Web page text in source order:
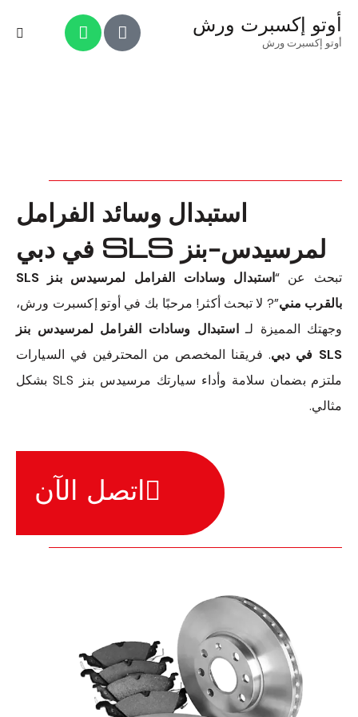
أوتو إكسبرت ورش
أوتو إكسبرت ورش
استبدال وسائد الفرامل
لمرسيدس-بنز SLS في دبي
تبحث عن “
استبدال وسادات الفرامل لمرسيدس بنز SLS
بالقرب مني”? لا تبحث أكثر! مرحبًا بك في أوتو إكسبرت ورش،
وجهتك المميزة لـاستبدال وسادات الفرامل لمرسيدس بنز
SLS في دبي
. فريقنا المخصص من المحترفين في السيارات
ملتزم بضمان سلامة وأداء سيارتك مرسيدس بنز SLS بشكل
مثالي.
اتصل الآن